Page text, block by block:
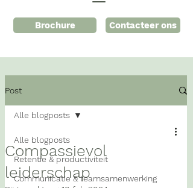
Brochure Contacteer ons
Post
Alle blogposts
Retentie & productiviteit
Communicatie & teamsamenwerking
Alle blogposts
Compassievol
leiderschap